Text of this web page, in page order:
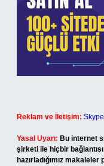
Reklam ve İletişim:
Yasal Uyarı: Bu internet
şirketi ile hiçbir
hazırladığımız